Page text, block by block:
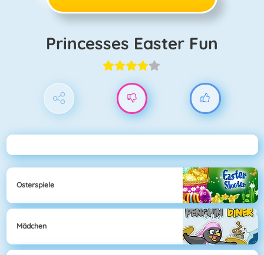
Princesses Easter Fun
Osterspiele
Mädchen